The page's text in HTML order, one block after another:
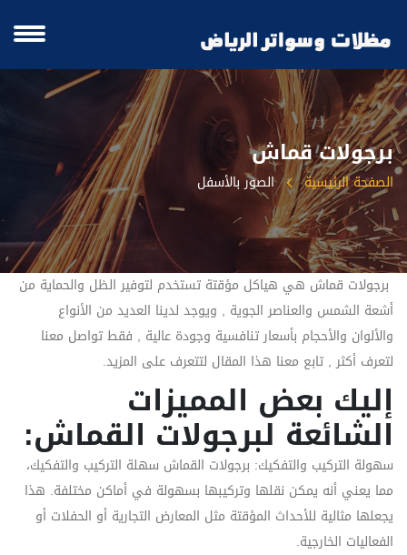
برجولات قماش
الصفحة الرئيسية الصور بالأسفل
برجولات قماش هي هياكل مؤقتة تستخدم لتوفير الظل والحماية من
أشعة الشمس والعناصر الجوية , ويوجد لدينا العديد من الأنواع
والألوان والأحجام بأسعار تنافسية وجودة عالية , فقط تواصل معنا
لتعرف أكثر , تابع معنا هذا المقال لتتعرف على المزيد.
إليك بعض المميزات
الشائعة لبرجولات القماش:
سهولة التركيب والتفكيك: برجولات القماش سهلة التركيب والتفكيك،
مما يعني أنه يمكن نقلها وتركيبها بسهولة في أماكن مختلفة. هذا
يجعلها مثالية للأحداث المؤقتة مثل المعارض التجارية أو الحفلات أو
الفعاليات الخارجية.